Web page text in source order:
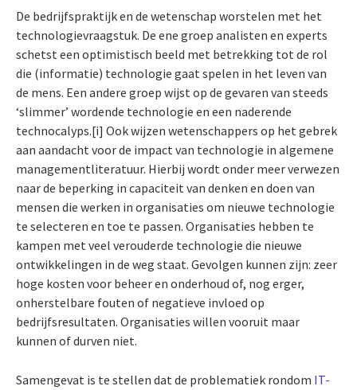
De bedrijfspraktijk en de wetenschap worstelen met het
technologievraagstuk. De ene groep analisten en experts
schetst een optimistisch beeld met betrekking tot de rol
die (informatie) technologie gaat spelen in het leven van
de mens. Een andere groep wijst op de gevaren van steeds
‘slimmer’ wordende technologie en een naderende
technocalyps.[i] Ook wijzen wetenschappers op het gebrek
aan aandacht voor de impact van technologie in algemene
managementliteratuur. Hierbij wordt onder meer verwezen
naar de beperking in capaciteit van denken en doen van
mensen die werken in organisaties om nieuwe technologie
te selecteren en toe te passen. Organisaties hebben te
kampen met veel verouderde technologie die nieuwe
ontwikkelingen in de weg staat. Gevolgen kunnen zijn: zeer
hoge kosten voor beheer en onderhoud of, nog erger,
onherstelbare fouten of negatieve invloed op
bedrijfsresultaten. Organisaties willen vooruit maar
kunnen of durven niet.
Samengevat is te stellen dat de problematiek rondom IT-